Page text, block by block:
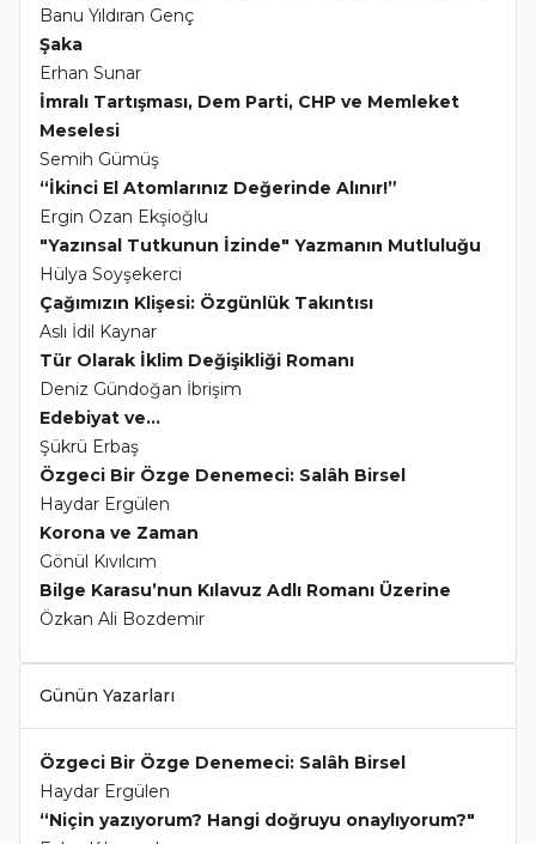
Banu Yıldıran Genç
Şaka
Erhan Sunar
İmralı Tartışması, Dem Parti, CHP ve Memleket
Meselesi
Semih Gümüş
“İkinci El Atomlarınız Değerinde Alınır!”
Ergin Ozan Ekşioğlu
"Yazınsal Tutkunun İzinde" Yazmanın Mutluluğu
Hülya Soyşekerci
Çağımızın Klişesi: Özgünlük Takıntısı
Aslı İdil Kaynar
Tür Olarak İklim Değişikliği Romanı
Deniz Gündoğan İbrişim
Edebiyat ve...
Şükrü Erbaş
Özgeci Bir Özge Denemeci: Salâh Birsel
Haydar Ergülen
Korona ve Zaman
Gönül Kıvılcım
Bilge Karasu’nun Kılavuz Adlı Romanı Üzerine
Özkan Ali Bozdemir
Günün Yazarları
Özgeci Bir Özge Denemeci: Salâh Birsel
Haydar Ergülen
“Niçin yazıyorum? Hangi doğruyu onaylıyorum?"